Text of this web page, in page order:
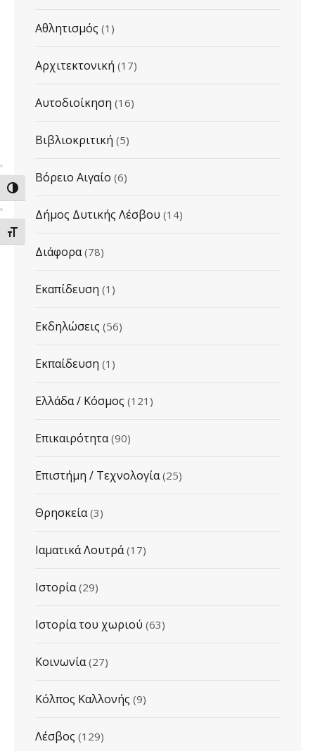
ΕΝΑΛΛΑΓΗ ΥΨΗΛΗΣ ΑΝΤΙΘΕΣΗΣ
ΕΝΑΛΛΑΓΗ ΜΕΓΕΘΟΥΣ ΓΡΑΜΜΑΤΩΝ
Αθλητισμός (1)
Αρχιτεκτονική (17)
Αυτοδιοίκηση (16)
Βιβλιοκριτική (5)
Βόρειο Αιγαίο (6)
Δήμος Δυτικής Λέσβου (14)
Διάφορα (78)
Εκαπίδευση (1)
Εκδηλώσεις (56)
Εκπαίδευση (1)
Ελλάδα / Κόσμος (121)
Επικαιρότητα (90)
Επιστήμη / Τεχνολογία (25)
Θρησκεία (3)
Ιαματικά Λουτρά (17)
Ιστορία (29)
Ιστορία του χωριού (63)
Κοινωνία (27)
Κόλπος Καλλονής (9)
Λέσβος (129)